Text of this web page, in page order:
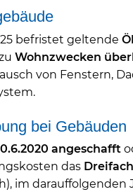
befristet geltende
Wohnzwecken
von Fenstern,
bei Gebäuden
angeschafft
das
im darauffolgenden